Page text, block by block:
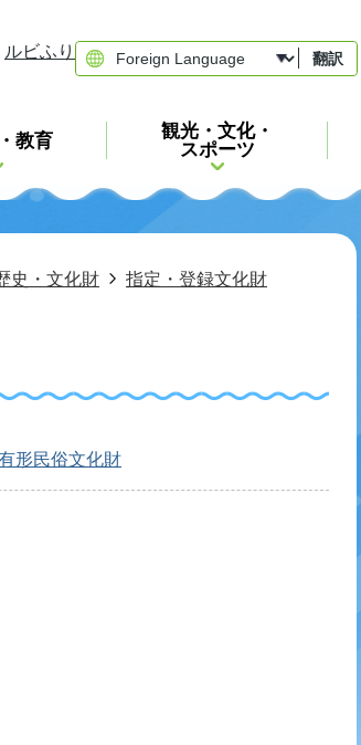
ルビふり 翻訳
教育
観光・文化・
スポーツ
史・文化財
指定・登録文化財
形民俗文化財